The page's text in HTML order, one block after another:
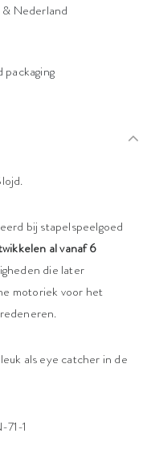
Nederland
bij stapelspeelgoed
al vanaf 6
die later
motoriek voor het
als eye catcher in de
1